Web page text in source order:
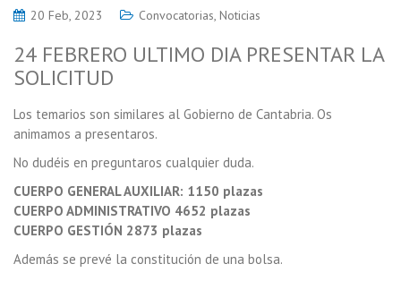
20 Feb, 2023 Convocatorias, Noticias
24 FEBRERO ULTIMO DIA PRESENTAR LA
SOLICITUD
Los temarios son similares al Gobierno de Cantabria. Os
animamos a presentaros.
No dudéis en preguntaros cualquier duda.
CUERPO GENERAL AUXILIAR: 1150 plazas
CUERPO ADMINISTRATIVO 4652 plazas
CUERPO GESTIÓN 2873 plazas
Además se prevé la constitución de una bolsa.